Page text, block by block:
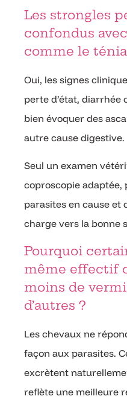
Les strongles
confondus
comme le
Oui, les signes
perte d’état, diarrhée
bien évoquer des
autre cause digestive.
Seul un examen
coproscopie
parasites en cause et
charge vers la bonne
Pourquoi
même effectif
moins de
d’autres ?
Les chevaux ne
façon aux parasites.
excrètent
reflète une meilleure